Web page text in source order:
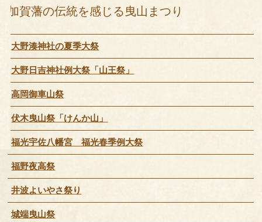
加賀藩の伝統を感じる曳山まつり
大野湊神社の夏季大祭
大野日吉神社例大祭「山王祭」
高岡御車山祭
伏木曳山祭「けんか山」
福光宇佐八幡宮 福光春季例大祭
福野夜高祭
井波よいやさ祭り
城端曳山祭